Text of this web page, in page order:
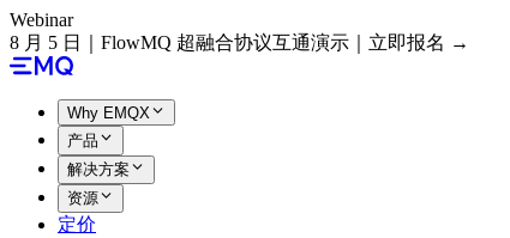
Webinar
8 月 5 日｜FlowMQ 超融合协议互通演示｜立即报名 →
Why EMQX
产品
解决方案
资源
定价